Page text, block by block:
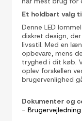
Et holdbart valg
Denne LED
diskret design,
livsstil. Med en
opbevare, mens
tryghed i dit køb.
oplev forskellen
brugervenlighed
Dokumenter og
- Brugervejledning